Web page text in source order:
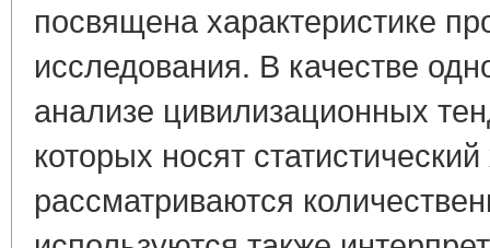
посвящена характеристике
исследования. В качестве
анализе цивилизационных
которых носят
рассматриваются